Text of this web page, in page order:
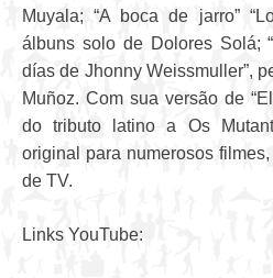
Muyala; “A boca de jarro”
álbuns solo de Dolores Solá;
días de Jhonny Weissmuller”,
Muñoz. Com sua versão de
do tributo latino a Os
original para numerosos
de TV.
Links YouTube: